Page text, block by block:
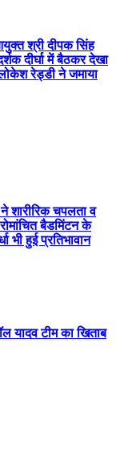
श्री दीपक सिंह
दीर्घा में बैठकर देखा
रेड्डी ने जमाया
शारीरिक चपलता व
बैडमिंटन के
भी हुई प्रतिभावान
यादव टीम का खिताब